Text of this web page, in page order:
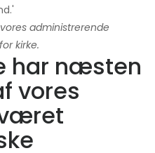
administrerende
kirke.
har næsten
vores